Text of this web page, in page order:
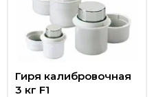
Гиря калибровочная
3 кг F1